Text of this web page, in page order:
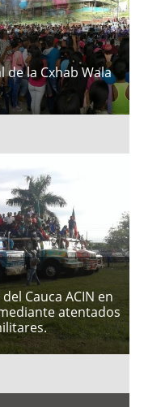
de la Cxhab Wala
Cauca ACIN en
atentados